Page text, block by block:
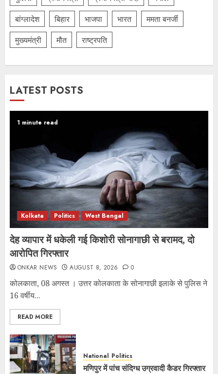
बांग्लादेश
बिहार भाजपा भारत
ममता बनर्जी
मुख्यमंत्री
मौत राष्ट्रपति
LATEST POSTS
1 minute read
Kolkata Politics West Bengal
देह व्यापार में धकेली गई किशोरी सोनागाछी से बरामद, दो
आरोपित गिरफ्तार
ONKAR NEWS AUGUST 8, 2026 0
कोलकाता, 08 अगस्त । उत्तर कोलकाता के सोनागाछी इलाके से पुलिस ने
16 वर्षीय...
READ MORE
National Politics
मणिपुर में पांच संदिग्ध उग्रवादी कैडर गिरफ्तार